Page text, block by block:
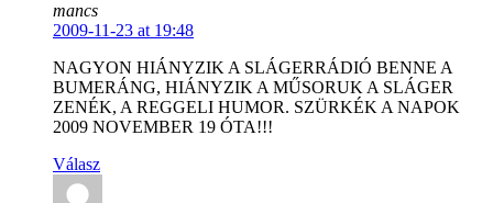
mancs
2009-11-23 at 19:48
NAGYON HIÁNYZIK A SLÁGERRÁDIÓ BENNE A
BUMERÁNG, HIÁNYZIK A MŰSORUK A SLÁGER
ZENÉK, A REGGELI HUMOR. SZÜRKÉK A NAPOK
2009 NOVEMBER 19 ÓTA!!!
Válasz